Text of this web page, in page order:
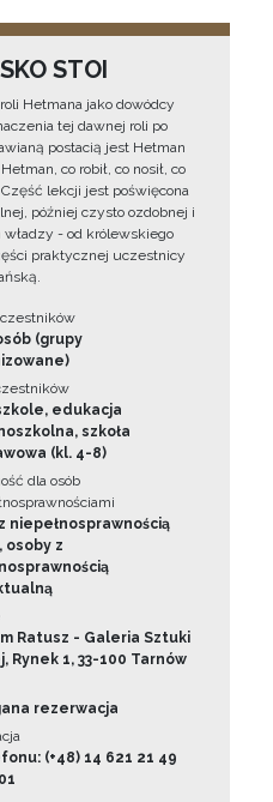
STOI
Hetmana jako dowódcy
tej dawnej roli po
postacią jest Hetman
co robił, co nosił, co
lekcji jest poświęcona
później czysto ozdobnej i
- od królewskiego
praktycznej uczestnicy
(grupy
edukacja
szkoła
(kl. 4-8)
dla osób
niepełnosprawnością
osoby z
Ratusz - Galeria Sztuki
Rynek 1, 33-100 Tarnów
rezerwacja
(+48) 14 621 21 49